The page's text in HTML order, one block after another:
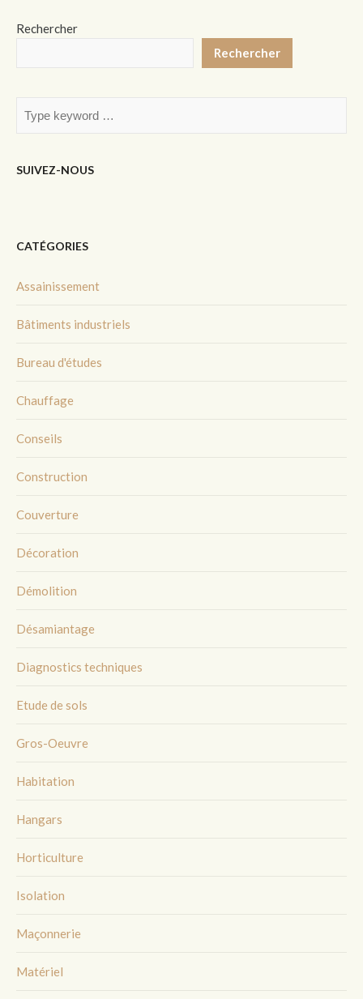
Rechercher
Rechercher
SUIVEZ-NOUS
CATÉGORIES
Assainissement
Bâtiments industriels
Bureau d'études
Chauffage
Conseils
Construction
Couverture
Décoration
Démolition
Désamiantage
Diagnostics techniques
Etude de sols
Gros-Oeuvre
Habitation
Hangars
Horticulture
Isolation
Maçonnerie
Matériel